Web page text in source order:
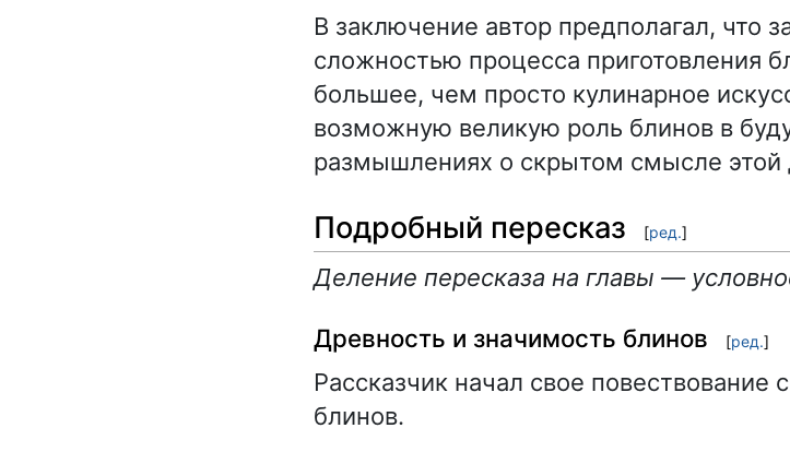
В заключение автор предполагал, что
сложностью процесса приготовления
большее, чем просто кулинарное
возможную великую роль блинов в
размышлениях о скрытом смысле этой
Подробный пересказ [ред.]
Деление пересказа на главы —
Древность и значимость блинов [ред.]
Рассказчик начал свое повествование
блинов.